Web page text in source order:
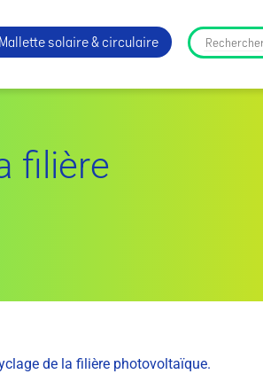
Mallette solaire & circulaire
filière
de la filière photovoltaïque.